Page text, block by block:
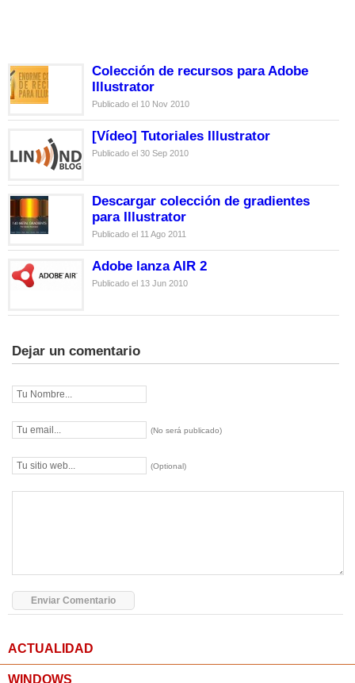
Colección de recursos para Adobe
Illustrator
Publicado el 10 Nov 2010
[Vídeo] Tutoriales Illustrator
Publicado el 30 Sep 2010
Descargar colección de gradientes
para Illustrator
Publicado el 11 Ago 2011
Adobe lanza AIR 2
Publicado el 13 Jun 2010
Dejar un comentario
(No será publicado)
(Optional)
ACTUALIDAD
WINDOWS